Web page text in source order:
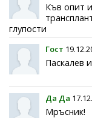
Къв опит
глупости
Гост
Паскалев
Да Да
Мръсник!